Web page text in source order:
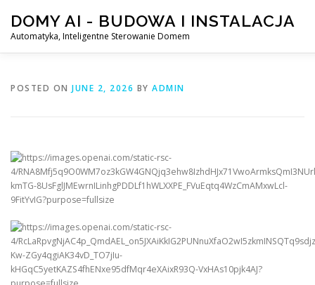
content
DOMY AI - BUDOWA I INSTALACJA
Automatyka, Inteligentne Sterowanie Domem
POSTED ON JUNE 2, 2026 BY ADMIN